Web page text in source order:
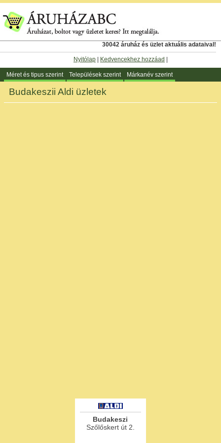
30042 áruház és üzlet aktuális adataival!
Nyitólap Kedvencekhez hozzáad
Méret és tipus szerint Települések szerint Márkanév szerint
Budakeszii Aldi üzletek
Budakeszi
Szőlőskert út 2.